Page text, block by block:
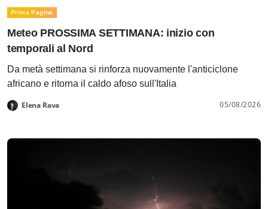
Prima Pagina
Meteo PROSSIMA SETTIMANA: inizio con
temporali al Nord
Da metà settimana si rinforza nuovamente l'anticiclone
africano e ritorna il caldo afoso sull'Italia
Elena Rava 05/08/2026